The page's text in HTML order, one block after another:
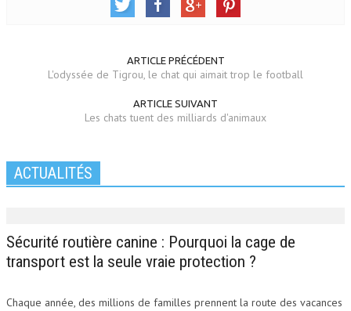
ARTICLE PRÉCÉDENT
L'odyssée de Tigrou, le chat qui aimait trop le football
ARTICLE SUIVANT
Les chats tuent des milliards d'animaux
ACTUALITÉS
Sécurité routière canine : Pourquoi la cage de
transport est la seule vraie protection ?
Chaque année, des millions de familles prennent la route des vacances